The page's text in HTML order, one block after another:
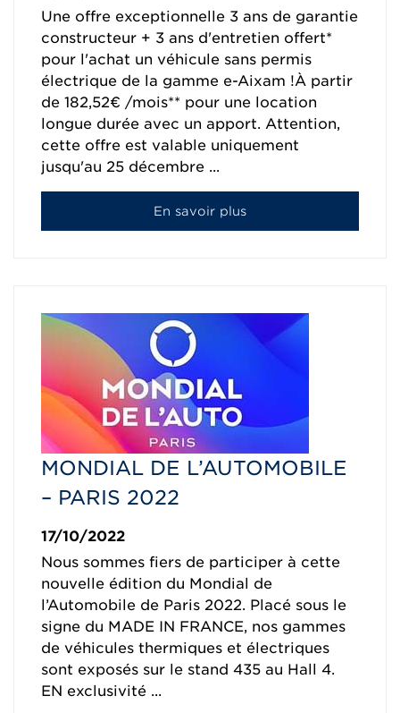
Une offre exceptionnelle 3 ans de garantie
constructeur + 3 ans d'entretien offert*
pour l'achat un véhicule sans permis
électrique de la gamme e-Aixam !À partir
de 182,52€ /mois** pour une location
longue durée avec un apport. Attention,
cette offre est valable uniquement
jusqu'au 25 décembre ...
En savoir plus
MONDIAL DE L’AUTOMOBILE
– PARIS 2022
17/10/2022
Nous sommes fiers de participer à cette
nouvelle édition du Mondial de
l’Automobile de Paris 2022. Placé sous le
signe du MADE IN FRANCE, nos gammes
de véhicules thermiques et électriques
sont exposés sur le stand 435 au Hall 4.
EN exclusivité ...